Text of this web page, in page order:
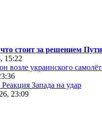
стоит за решением
15:22
возле украинского
Запада на удар
23:09